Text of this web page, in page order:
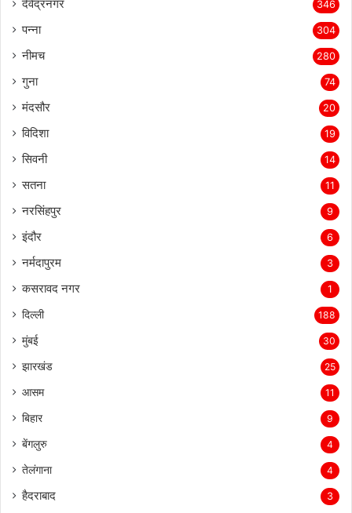
देवेंद्रनगर 346
पन्ना 304
नीमच 280
गुना 74
मंदसौर 20
विदिशा 19
सिवनी 14
सतना 11
नरसिंहपुर 9
इंदौर 6
नर्मदापुरम 3
कसरावद नगर 1
दिल्ली 188
मुंबई 30
झारखंड 25
आसम 11
बिहार 9
बेंगलुरु 4
तेलंगाना 4
हैदराबाद 3